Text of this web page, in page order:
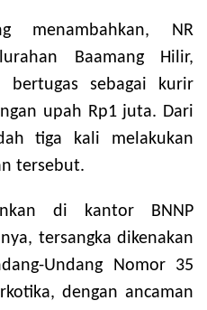
menambahkan, NR
Baamang Hilir,
bertugas sebagai kurir
upah Rp1 juta. Dari
tiga kali melakukan
tersebut.
di kantor BNNP
tersangka dikenakan
Undang Nomor 35
dengan ancaman